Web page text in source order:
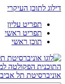
דילוג לתוכן העיקרי
תפריט עליון
תפריט ראשי
תוכן ראשי
התוכנית הפקולטה
אוניברסיטת תל אביב